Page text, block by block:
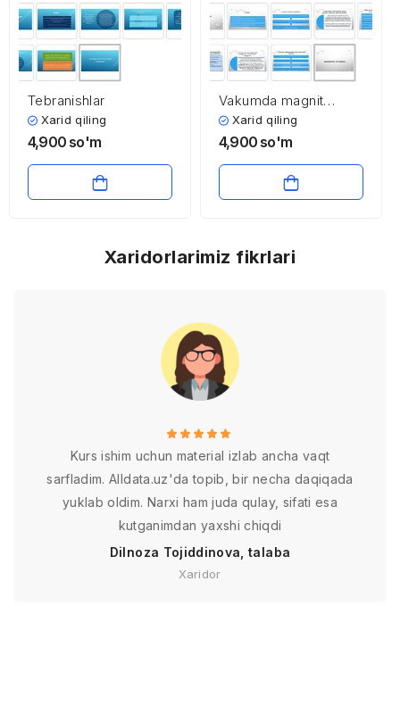
Tebranishlar
Xarid qiling
4,900 so'm
Vakumda magnit
maydoni
Xarid qiling
4,900 so'm
Xaridorlarimiz fikrlari
Kurs ishim uchun material izlab ancha vaqt
sarfladim. Alldata.uz'da topib, bir necha daqiqada
yuklab oldim. Narxi ham juda qulay, sifati esa
kutganimdan yaxshi chiqdi
Dilnoza Tojiddinova, talaba
Xaridor